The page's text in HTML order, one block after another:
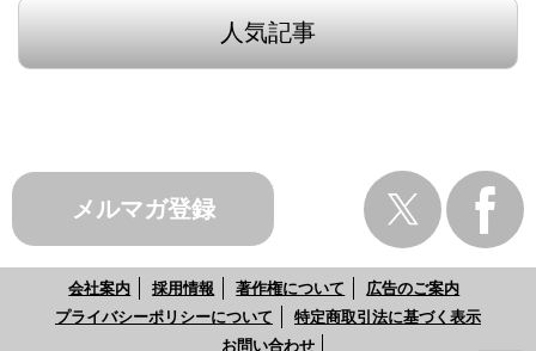
人気記事
メルマガ登録
会社案内 採用情報 著作権について
広告のご案内
プライバシーポリシーについて
特定商取引法に基づく表示
お問い合わせ